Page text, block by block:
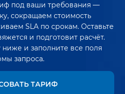
под ваши требования —
сокращаем стоимость
SLA по срокам. Оставьте
и подготовит расчёт.
и заполните все поля
запроса.
ТАРИФ